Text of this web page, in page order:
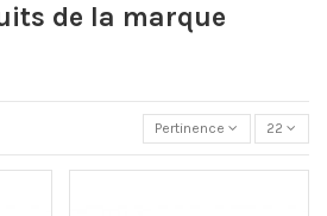
de la marque
Pertinence 22